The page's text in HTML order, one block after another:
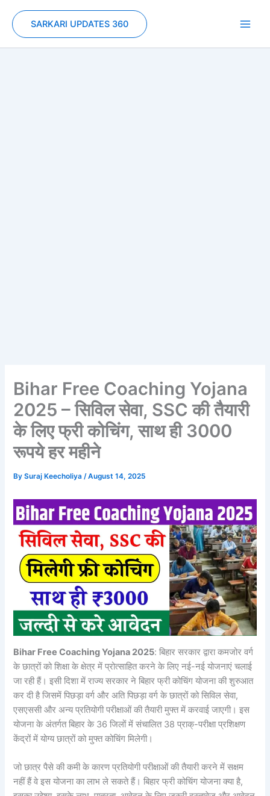
content
SARKARI UPDATES 360
Bihar Free Coaching Yojana
2025 – सिविल सेवा, SSC की तैयारी
के लिए फ्री कोचिंग, साथ ही 3000
रूपये हर महीने
BySuraj Keecholiya/August 14, 2025
Bihar Free Coaching Yojana 2025: बिहार सरकार द्वारा कमजोर वर्ग
के छात्रों को शिक्षा के क्षेत्र में प्रोत्साहित करने के लिए नई-नई योजनाएं चलाई
जा रही हैं। इसी दिशा में राज्य सरकार ने बिहार फ्री कोचिंग योजना की शुरुआत
कर दी है जिसमें पिछड़ा वर्ग और अति पिछड़ा वर्ग के छात्रों को सिविल सेवा,
एसएससी और अन्य प्रतियोगी परीक्षाओं की तैयारी मुफ्त में करवाई जाएगी। इस
योजना के अंतर्गत बिहार के 36 जिलों में संचालित 38 प्राक्-परीक्षा प्रशिक्षण
केंद्रों में योग्य छात्रों को मुफ्त कोचिंग मिलेगी।
जो छात्र पैसे की कमी के कारण प्रतियोगी परीक्षाओं की तैयारी करने में सक्षम
नहीं हैं वे इस योजना का लाभ ले सकते हैं। बिहार फ्री कोचिंग योजना क्या है,